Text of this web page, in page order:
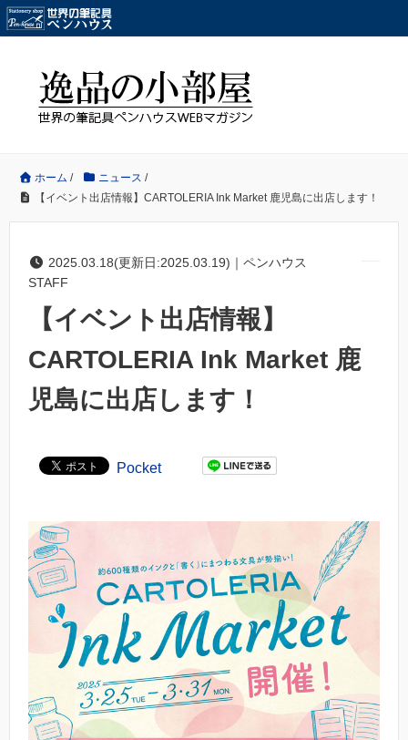
ホーム / ニュース /
【イベント出店情報】CARTOLERIA Ink Market 鹿児島に出店します！
2025.03.18(更新日:2025.03.19)｜ペンハウス
STAFF
【イベント出店情報】
CARTOLERIA Ink Market 鹿
児島に出店します！
Pocket